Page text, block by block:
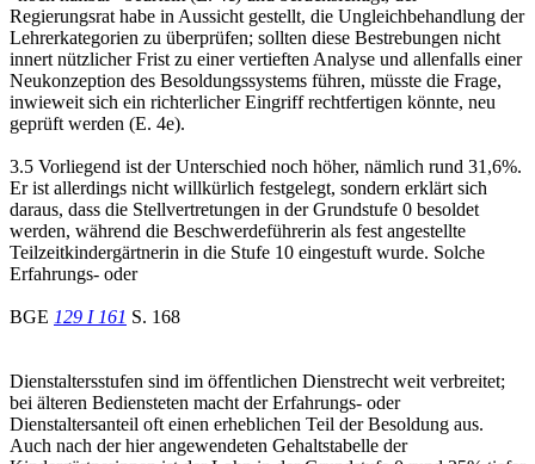
Regierungsrat habe in Aussicht gestellt, die Ungleichbehandlung der
Lehrerkategorien zu überprüfen; sollten diese Bestrebungen nicht
innert nützlicher Frist zu einer vertieften Analyse und allenfalls einer
Neukonzeption des Besoldungssystems führen, müsste die Frage,
inwieweit sich ein richterlicher Eingriff rechtfertigen könnte, neu
geprüft werden (E. 4e).
3.5 Vorliegend ist der Unterschied noch höher, nämlich rund 31,6%.
Er ist allerdings nicht willkürlich festgelegt, sondern erklärt sich
daraus, dass die Stellvertretungen in der Grundstufe 0 besoldet
werden, während die Beschwerdeführerin als fest angestellte
Teilzeitkindergärtnerin in die Stufe 10 eingestuft wurde. Solche
Erfahrungs- oder
BGE 129 I 161 S. 168
Dienstaltersstufen sind im öffentlichen Dienstrecht weit verbreitet;
bei älteren Bediensteten macht der Erfahrungs- oder
Dienstaltersanteil oft einen erheblichen Teil der Besoldung aus.
Auch nach der hier angewendeten Gehaltstabelle der